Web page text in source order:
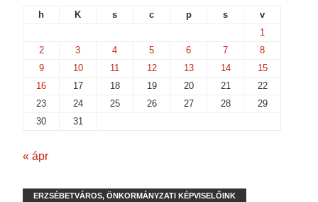
h
K s c p s
v
1
2
3 4 5 6 7
8
9
10 11 12 13 14
15
16
17 18 19 20 21
22
23
24 25 26 27 28
29
30
31
« ápr
ERZSÉBETVÁROS, ÖNKORMÁNYZATI KÉPVISELŐINK